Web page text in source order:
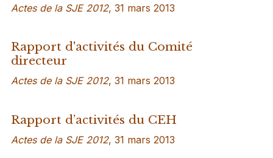
Actes de la SJE 2012, 31 mars 2013
Rapport d'activités du Comité
directeur
Actes de la SJE 2012, 31 mars 2013
Rapport d’activités du CEH
Actes de la SJE 2012, 31 mars 2013